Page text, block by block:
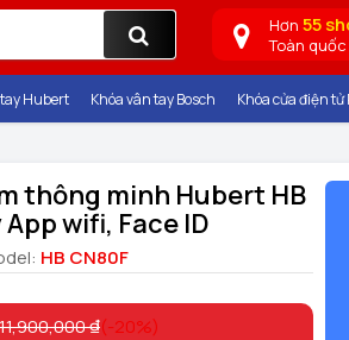
Hơn 55
Toàn quốc
Hubert Khóa vân tay Bosch Khóa cửa điện tử
thông minh Hubert HB
wifi, Face ID
HB CN80F
11,900,000 ₫(-20%)